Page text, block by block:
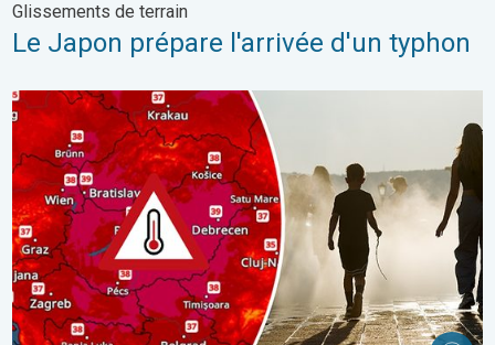
Glissements de terrain
Le Japon prépare l'arrivée d'un typhon
Des températures supérieures à 40°C. Canicule Europe de